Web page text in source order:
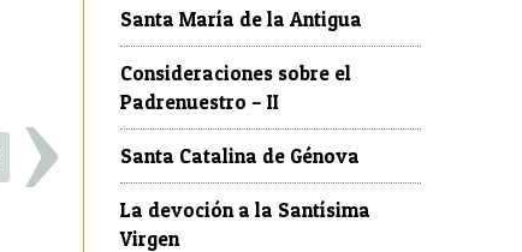
›
Santa María de la Antigua
Consideraciones sobre el
Padrenuestro – II
Santa Catalina de Génova
La devoción a la Santísima
Virgen